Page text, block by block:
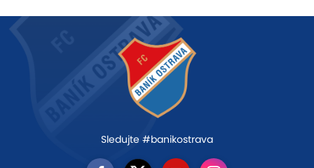
Sledujte #banikostrava